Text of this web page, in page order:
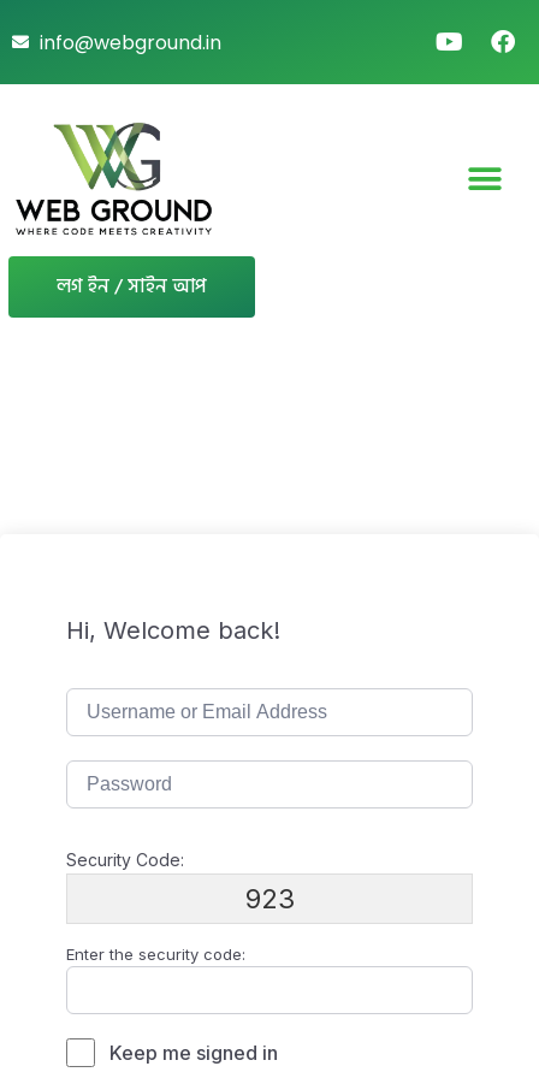
info@webground.in
লগ ইন / সাইন আপ
Hi, Welcome back!
Security Code:
923
Enter the security code:
Keep me signed in